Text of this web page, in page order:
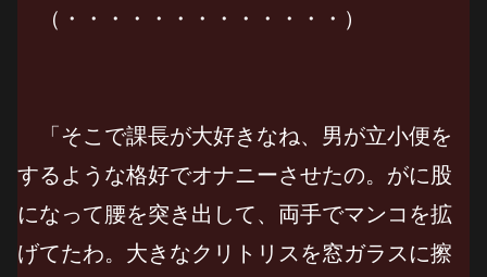
（・・・・・・・・・・・・・）
「そこで課長が大好きなね、男が立小便を
するような格好でオナニーさせたの。がに股
になって腰を突き出して、両手でマンコを拡
げてたわ。大きなクリトリスを窓ガラスに擦